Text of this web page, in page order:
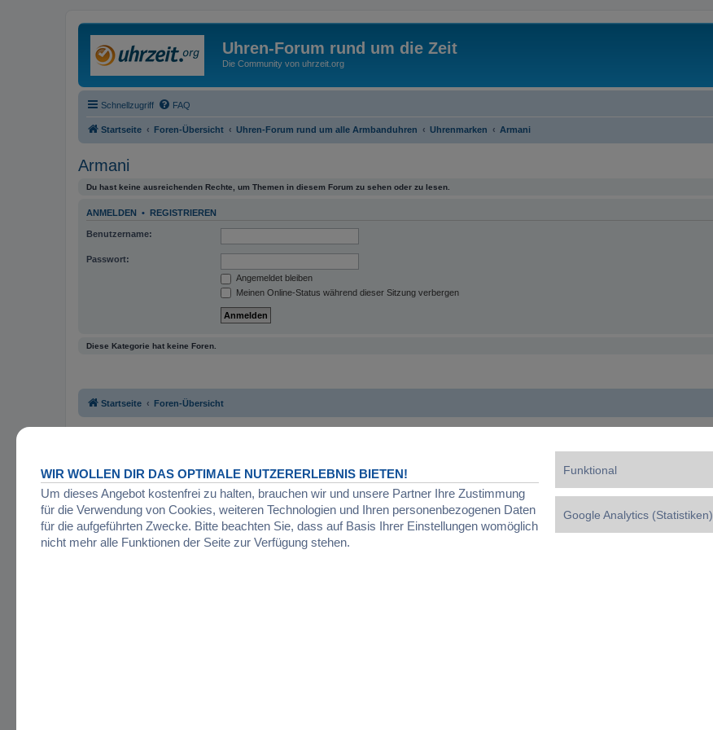
Uhren-Forum rund um die Zeit
Die Community von uhrzeit.org
Schnellzugriff FAQ
Startseite Foren-Übersicht Uhren-Forum rund um alle Armbanduhren Uhrenmarken Armani
Armani
Du hast keine ausreichenden Rechte, um Themen in diesem Forum zu sehen oder zu lesen.
ANMELDEN • REGISTRIEREN
Benutzername:
Passwort:
Angemeldet bleiben
Meinen Online-Status während dieser Sitzung verbergen
Diese Kategorie hat keine Foren.
Startseite Foren-Übersicht
WIR WOLLEN DIR DAS OPTIMALE NUTZERERLEBNIS BIETEN!
Um dieses Angebot kostenfrei zu halten, brauchen wir und unsere Partner Ihre Zustimmung
für die Verwendung von Cookies, weiteren Technologien und Ihren personenbezogenen Daten
für die aufgeführten Zwecke. Bitte beachten Sie, dass auf Basis Ihrer Einstellungen womöglich
nicht mehr alle Funktionen der Seite zur Verfügung stehen.
Funktional
Google Analytics (Statistiken)